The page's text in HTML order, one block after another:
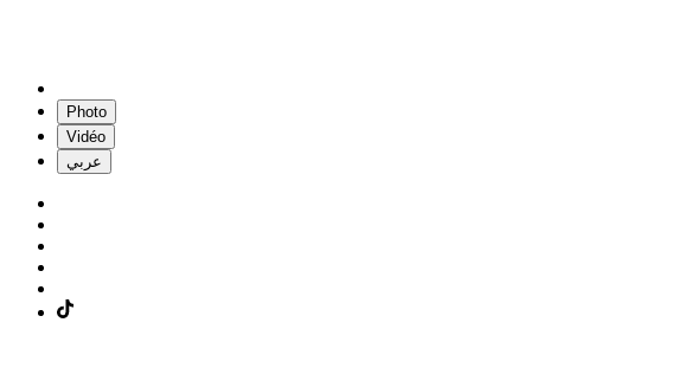
Photo
Vidéo
عربي